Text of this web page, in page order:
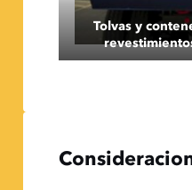
Tolvas y